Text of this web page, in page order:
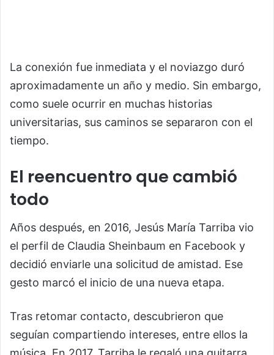
La conexión fue inmediata y el noviazgo duró
aproximadamente un año y medio. Sin embargo,
como suele ocurrir en muchas historias
universitarias, sus caminos se separaron con el
tiempo.
El reencuentro que cambió
todo
Años después, en 2016, Jesús María Tarriba vio
el perfil de Claudia Sheinbaum en Facebook y
decidió enviarle una solicitud de amistad. Ese
gesto marcó el inicio de una nueva etapa.
Tras retomar contacto, descubrieron que
seguían compartiendo intereses, entre ellos la